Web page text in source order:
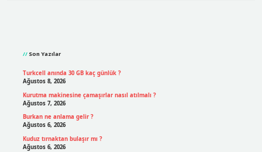
Son Yazılar
Turkcell anında 30 GB kaç günlük ?
Ağustos 8, 2026
Kurutma makinesine çamaşırlar nasıl atılmalı ?
Ağustos 7, 2026
Burkan ne anlama gelir ?
Ağustos 6, 2026
Kuduz tırnaktan bulaşır mı ?
Ağustos 6, 2026